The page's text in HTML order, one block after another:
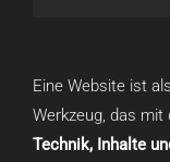
Eine Website ist
Werkzeug, das
Technik, Inhalte